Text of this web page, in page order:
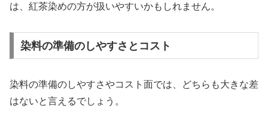
は、紅茶染めの方が扱いやすいかもしれません。
染料の準備のしやすさとコスト
染料の準備のしやすさやコスト面では、どちらも大きな差
はないと言えるでしょう。